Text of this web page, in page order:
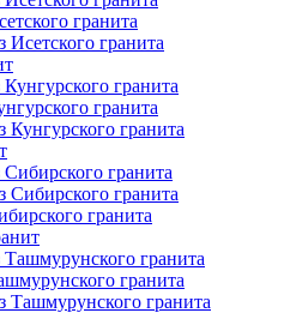
гранита
Исетского гранита
гранита
гранита
Кунгурского гранита
гранита
Сибирского гранита
гранита
гранита
гранита
Ташмурунского гранита